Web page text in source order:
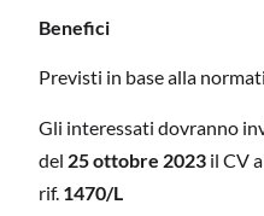
Benefici
Previsti in base alla
Gli interessati dovranno
del 25 ottobre 2023 il CV
rif. 1470/L